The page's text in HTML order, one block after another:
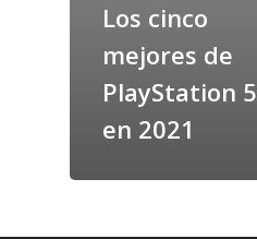
Los cinco
mejores de
PlayStation 5
en 2021